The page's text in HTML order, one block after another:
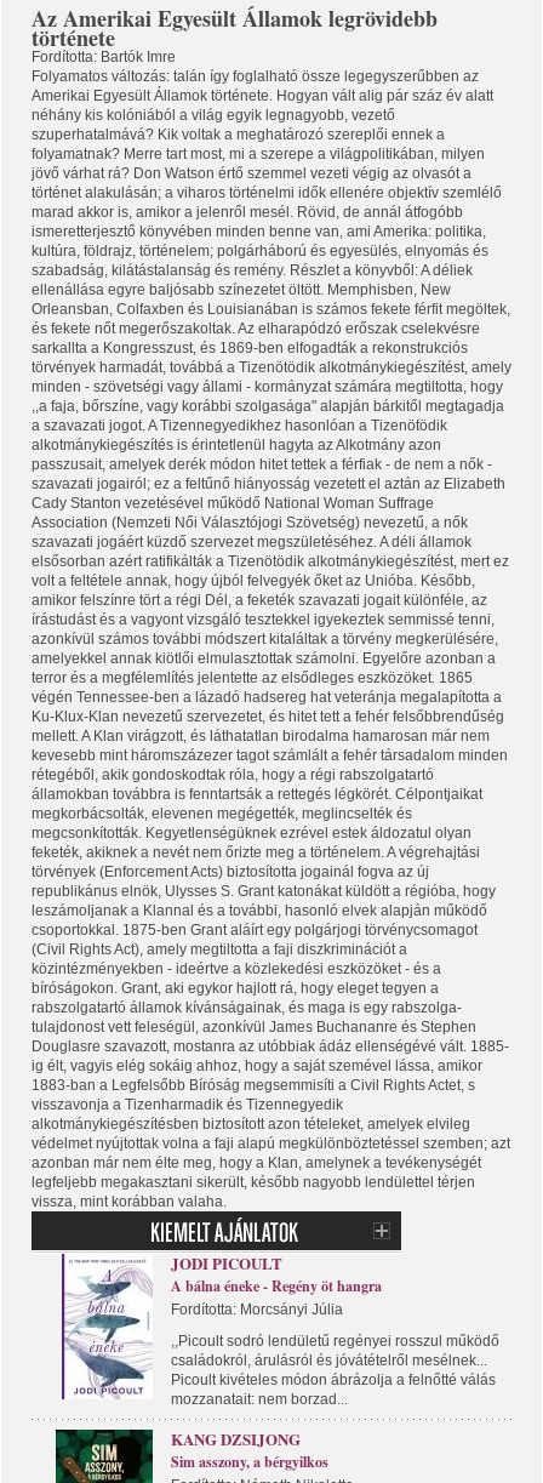
Az Amerikai Egyesült Államok legrövidebb
története
Fordította: Bartók Imre
Folyamatos változás: talán így foglalható össze legegyszerűbben az
Amerikai Egyesült Államok története. Hogyan vált alig pár száz év alatt
néhány kis kolóniából a világ egyik legnagyobb, vezető
szuperhatalmává? Kik voltak a meghatározó szereplői ennek a
folyamatnak? Merre tart most, mi a szerepe a világpolitikában, milyen
jövő várhat rá? Don Watson értő szemmel vezeti végig az olvasót a
történet alakulásán; a viharos történelmi idők ellenére objektív szemlélő
marad akkor is, amikor a jelenről mesél. Rövid, de annál átfogóbb
ismeretterjesztő könyvében minden benne van, ami Amerika: politika,
kultúra, földrajz, történelem; polgárháború és egyesülés, elnyomás és
szabadság, kilátástalanság és remény. Részlet a könyvből: A déliek
ellenállása egyre baljósabb színezetet öltött. Memphisben, New
Orleansban, Colfaxben és Louisianában is számos fekete férfit megöltek,
és fekete nőt megerőszakoltak. Az elharapódzó erőszak cselekvésre
sarkallta a Kongresszust, és 1869-ben elfogadták a rekonstrukciós
törvények harmadát, továbbá a Tizenötödik alkotmánykiegészítést, amely
minden - szövetségi vagy állami - kormányzat számára megtiltotta, hogy
,,a faja, bőrszíne, vagy korábbi szolgasága" alapján bárkitől megtagadja
a szavazati jogot. A Tizennegyedikhez hasonlóan a Tizenötödik
alkotmánykiegészítés is érintetlenül hagyta az Alkotmány azon
passzusait, amelyek derék módon hitet tettek a férfiak - de nem a nők -
szavazati jogairól; ez a feltűnő hiányosság vezetett el aztán az Elizabeth
Cady Stanton vezetésével működő National Woman Suffrage
Association (Nemzeti Női Választójogi Szövetség) nevezetű, a nők
szavazati jogáért küzdő szervezet megszületéséhez. A déli államok
elsősorban azért ratifikálták a Tizenötödik alkotmánykiegészítést, mert ez
volt a feltétele annak, hogy újból felvegyék őket az Unióba. Később,
amikor felszínre tört a régi Dél, a feketék szavazati jogait különféle, az
írástudást és a vagyont vizsgáló tesztekkel igyekeztek semmissé tenni,
azonkívül számos további módszert kitaláltak a törvény megkerülésére,
amelyekkel annak kiötlői elmulasztottak számolni. Egyelőre azonban a
terror és a megfélemlítés jelentette az elsődleges eszközöket. 1865
végén Tennessee-ben a lázadó hadsereg hat veteránja megalapította a
Ku-Klux-Klan nevezetű szervezetet, és hitet tett a fehér felsőbbrendűség
mellett. A Klan virágzott, és láthatatlan birodalma hamarosan már nem
kevesebb mint háromszázezer tagot számlált a fehér társadalom minden
rétegéből, akik gondoskodtak róla, hogy a régi rabszolgatartó
államokban továbbra is fenntartsák a rettegés légkörét. Célpontjaikat
megkorbácsolták, elevenen megégették, meglincselték és
megcsonkították. Kegyetlenségüknek ezrével estek áldozatul olyan
feketék, akiknek a nevét nem őrizte meg a történelem. A végrehajtási
törvények (Enforcement Acts) biztosította jogainál fogva az új
republikánus elnök, Ulysses S. Grant katonákat küldött a régióba, hogy
leszámoljanak a Klannal és a további, hasonló elvek alapján működő
csoportokkal. 1875-ben Grant aláírt egy polgárjogi törvénycsomagot
(Civil Rights Act), amely megtiltotta a faji diszkriminációt a
közintézményekben - ideértve a közlekedési eszközöket - és a
bíróságokon. Grant, aki egykor hajlott rá, hogy eleget tegyen a
rabszolgatartó államok kívánságainak, és maga is egy rabszolga-
tulajdonost vett feleségül, azonkívül James Buchananre és Stephen
Douglasre szavazott, mostanra az utóbbiak ádáz ellenségévé vált. 1885-
ig élt, vagyis elég sokáig ahhoz, hogy a saját szemével lássa, amikor
1883-ban a Legfelsőbb Bíróság megsemmisíti a Civil Rights Actet, s
visszavonja a Tizenharmadik és Tizennegyedik
alkotmánykiegészítésben biztosított azon tételeket, amelyek elvileg
védelmet nyújtottak volna a faji alapú megkülönböztetéssel szemben; azt
azonban már nem élte meg, hogy a Klan, amelynek a tevékenységét
legfeljebb megakasztani sikerült, később nagyobb lendülettel térjen
vissza, mint korábban valaha.
JODI PICOULT
A bálna éneke - Regény öt hangra
Fordította: Morcsányi Júlia
,,Picoult sodró lendületű regényei rosszul működő
családokról, árulásról és jóvátételről mesélnek...
Picoult kivételes módon ábrázolja a felnőtté válás
mozzanatait: nem borzad...
KANG DZSIJONG
Sim asszony, a bérgyilkos